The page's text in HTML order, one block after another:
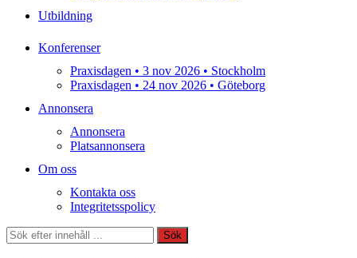
Utbildning
Konferenser
Praxisdagen • 3 nov 2026 • Stockholm
Praxisdagen • 24 nov 2026 • Göteborg
Annonsera
Annonsera
Platsannonsera
Om oss
Kontakta oss
Integritetsspolicy
Sök
Sök